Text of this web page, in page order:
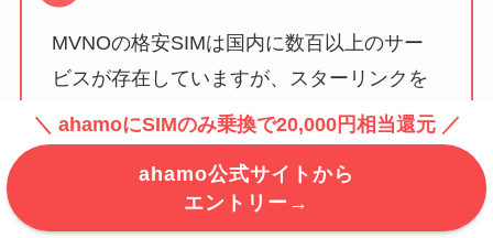
MVNOの格安SIMは国内に数百以上のサー
ビスが存在していますが、スターリンクを
提供しているMVNOはありません。
＼ ahamoにSIMのみ乗換で20,000円相当還元 ／
ahamo公式サイトから
エントリー→